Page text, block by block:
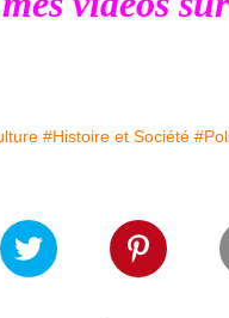
#Histoire et Société